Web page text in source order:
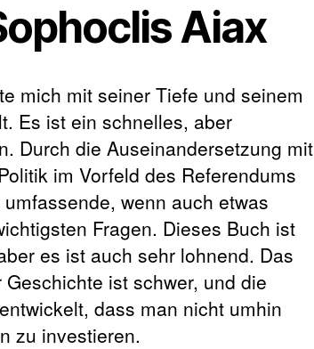
Aiax
mich mit seiner Tiefe und seinem
Es ist ein schnelles, aber
Durch die Auseinandersetzung mit
im Vorfeld des Referendums
wenn auch etwas
Fragen. Dieses Buch ist
es ist auch sehr lohnend. Das
ist schwer, und die
dass man nicht umhin
zu investieren.